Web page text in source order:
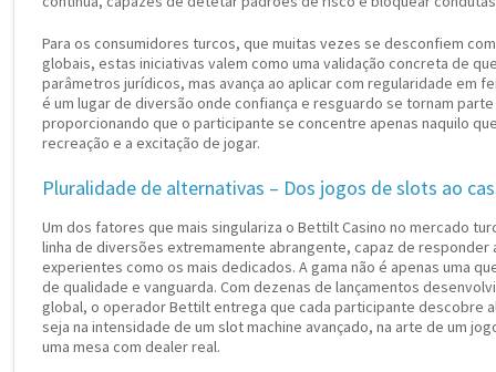
Para os consumidores turcos, que muitas vezes se desconfiem
globais, estas iniciativas valem como uma validação concreta de
parâmetros jurídicos, mas avança ao aplicar com regularidade em
é um lugar de diversão onde confiança e resguardo se tornam
proporcionando que o participante se concentre apenas naquilo
recreação e a excitação de jogar.
Pluralidade de alternativas – Dos jogos de slots ao
Um dos fatores que mais singulariza o Bettilt Casino no mercado
linha de diversões extremamente abrangente, capaz de responder
experientes como os mais dedicados. A gama não é apenas uma
de qualidade e vanguarda. Com dezenas de lançamentos
global, o operador Bettilt entrega que cada participante descobre
seja na intensidade de um slot machine avançado, na arte de um
uma mesa com dealer real.